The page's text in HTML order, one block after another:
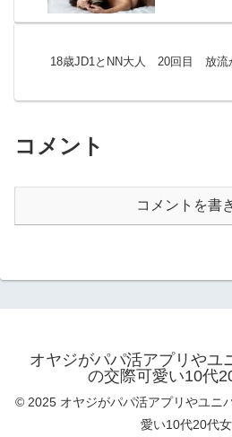
18歳JD1とNN大人 20回目 放流
コメント
コメントを書
オヤジがパパ活アプリやユ
の交際可愛い10代
© 2025 オヤジがパパ活アプリやユニ
愛い10代20代女